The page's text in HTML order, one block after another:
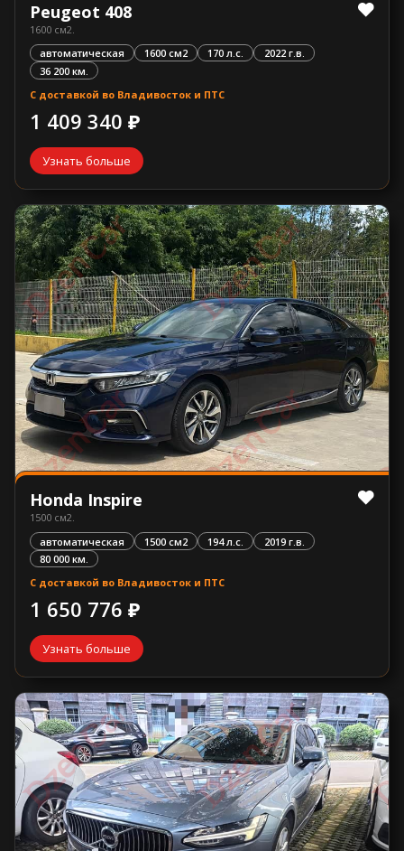
Peugeot 408
1600 см2.
автоматическая
1600 см2 170 л.с.
2022 г.в.
36 200 км.
С доставкой во Владивосток и ПТС
1 409 340 ₽
Узнать больше
Honda Inspire
1500 см2.
автоматическая
1500 см2 194 л.с.
2019 г.в.
80 000 км.
С доставкой во Владивосток и ПТС
1 650 776 ₽
Узнать больше